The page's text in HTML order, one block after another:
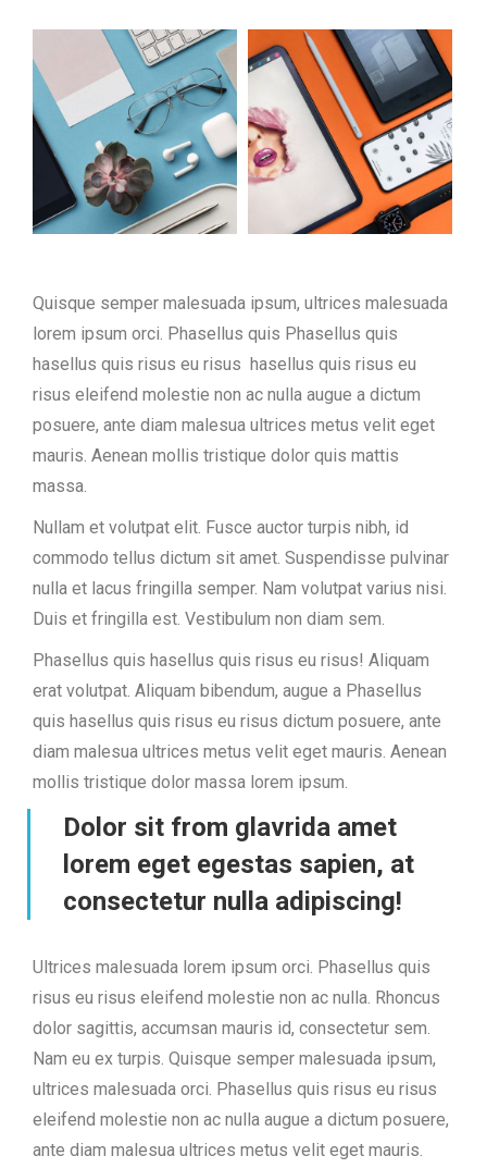
Quisque semper malesuada ipsum, ultrices malesuada
lorem ipsum orci. Phasellus quis Phasellus quis
hasellus quis risus eu risus hasellus quis risus eu
risus eleifend molestie non ac nulla augue a dictum
posuere, ante diam malesua ultrices metus velit eget
mauris. Aenean mollis tristique dolor quis mattis
massa.
Nullam et volutpat elit. Fusce auctor turpis nibh, id
commodo tellus dictum sit amet. Suspendisse pulvinar
nulla et lacus fringilla semper. Nam volutpat varius nisi.
Duis et fringilla est. Vestibulum non diam sem.
Phasellus quis hasellus quis risus eu risus! Aliquam
erat volutpat. Aliquam bibendum, augue a Phasellus
quis hasellus quis risus eu risus dictum posuere, ante
diam malesua ultrices metus velit eget mauris. Aenean
mollis tristique dolor massa lorem ipsum.
Dolor sit from glavrida amet
lorem eget egestas sapien, at
consectetur nulla adipiscing!
Ultrices malesuada lorem ipsum orci. Phasellus quis
risus eu risus eleifend molestie non ac nulla. Rhoncus
dolor sagittis, accumsan mauris id, consectetur sem.
Nam eu ex turpis. Quisque semper malesuada ipsum,
ultrices malesuada orci. Phasellus quis risus eu risus
eleifend molestie non ac nulla augue a dictum posuere,
ante diam malesua ultrices metus velit eget mauris.